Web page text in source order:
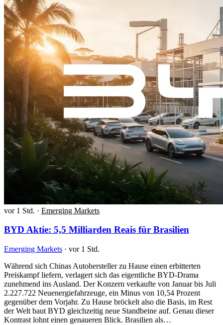
vor 1 Std. · Emerging Markets
BYD Aktie: 5,5 Milliarden Reais für Brasilien
Emerging Markets · vor 1 Std.
Während sich Chinas Autohersteller zu Hause einen erbitterten
Preiskampf liefern, verlagert sich das eigentliche BYD-Drama
zunehmend ins Ausland. Der Konzern verkaufte von Januar bis Juli
2.227.722 Neuenergiefahrzeuge, ein Minus von 10,54 Prozent
gegenüber dem Vorjahr. Zu Hause bröckelt also die Basis, im Rest
der Welt baut BYD gleichzeitig neue Standbeine auf. Genau dieser
Kontrast lohnt einen genaueren Blick. Brasilien als…